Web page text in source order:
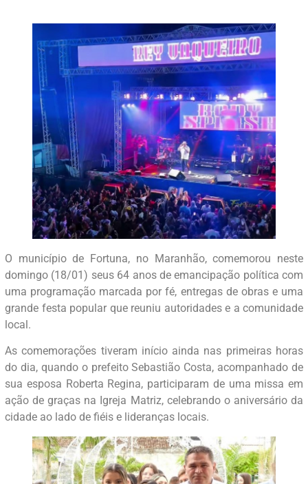
O município de Fortuna, no Maranhão, comemorou neste
domingo (18/01) seus 64 anos de emancipação política com
uma programação marcada por fé, entregas de obras e uma
grande festa popular que reuniu autoridades e a comunidade
local.
As comemorações tiveram início ainda nas primeiras horas
do dia, quando o prefeito Sebastião Costa, acompanhado de
sua esposa Roberta Regina, participaram de uma missa em
ação de graças na Igreja Matriz, celebrando o aniversário da
cidade ao lado de fiéis e lideranças locais.